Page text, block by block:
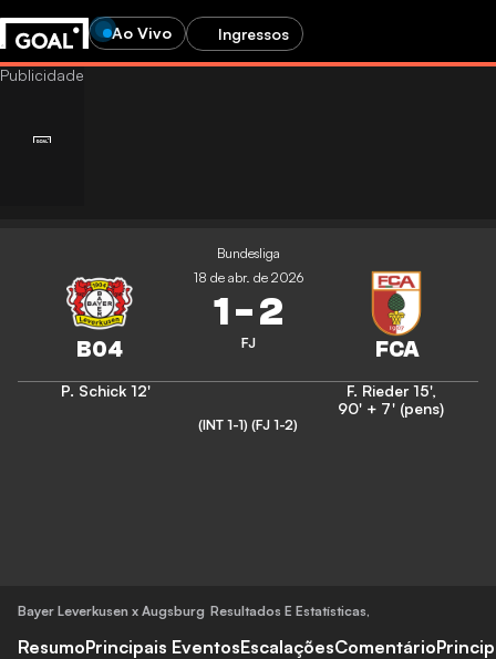
Ao Vivo Ingressos
Bundesliga
18 de abr. de 2026
1-2
FJ
P. Schick 12' F. Rieder 15',
90' + 7' (pens)
(INT 1-1) (FJ 1-2)
Bayer Leverkusen x Augsburg Resultados E Estatísticas,
ResumoPrincipais EventosEscalaçõesComentário